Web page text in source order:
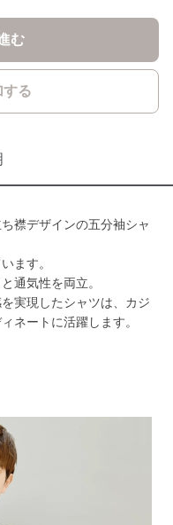
む
する
襟デザインの五分袖シャ
ます。
通気性を両立。
実現したシャツは、カジ
ネートに活躍します。